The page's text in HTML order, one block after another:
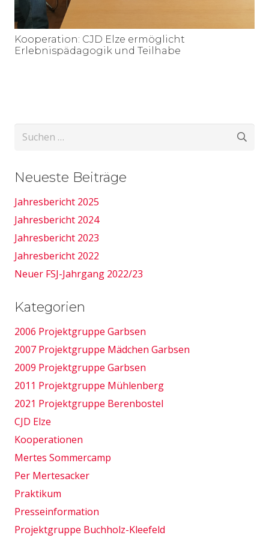
Kooperation: CJD Elze ermöglicht
Erlebnispädagogik und Teilhabe
Suchen
Neueste Beiträge
Jahresbericht 2025
Jahresbericht 2024
Jahresbericht 2023
Jahresbericht 2022
Neuer FSJ-Jahrgang 2022/23
Kategorien
2006 Projektgruppe Garbsen
2007 Projektgruppe Mädchen Garbsen
2009 Projektgruppe Garbsen
2011 Projektgruppe Mühlenberg
2021 Projektgruppe Berenbostel
CJD Elze
Kooperationen
Mertes Sommercamp
Per Mertesacker
Praktikum
Presseinformation
Projektgruppe Buchholz-Kleefeld